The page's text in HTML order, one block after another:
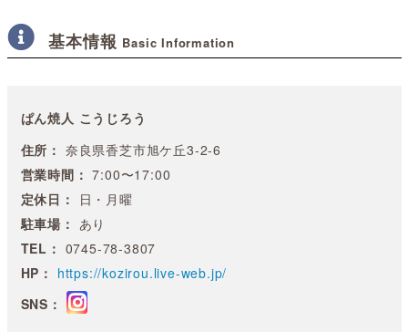
基本情報 Basic Information
ぱん焼人 こうじろう
住所： 奈良県香芝市旭ケ丘3-2-6
営業時間： 7:00〜17:00
定休日：
日・月曜
駐車場： あり
TEL： 0745-78-3807
HP： https://kozirou.live-web.jp/
SNS：